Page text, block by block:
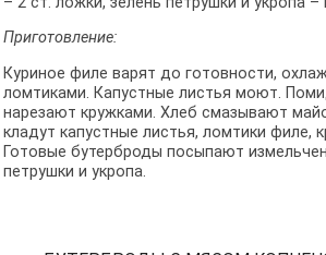
Приготовление:
Куриное филе варят до готовности,
ломтиками. Капустные листья моют.
нарезают кружками. Хлеб смазывают
кладут капустные листья, ломтики филе,
Готовые бутерброды посыпают
петрушки и укропа.